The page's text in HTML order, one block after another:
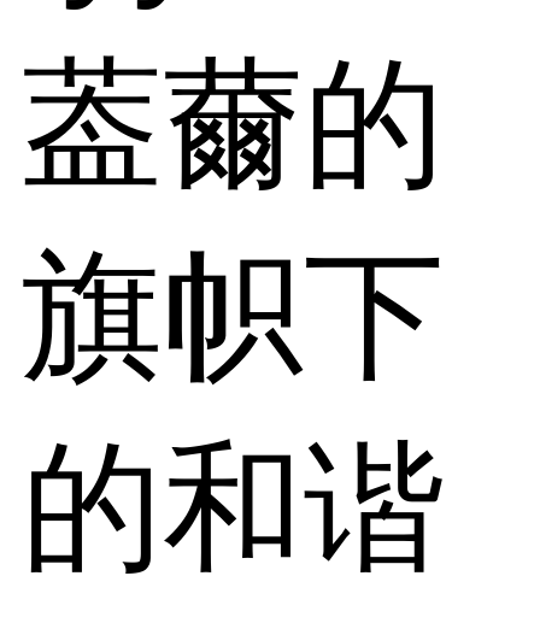
葢薾的
旗帜下
的和谐